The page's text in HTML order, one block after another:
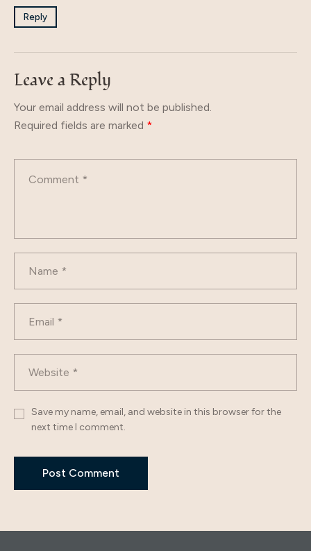
Reply
Leave a Reply
Your email address will not be published.
Required fields are marked *
Save my name, email, and website in this browser for the
next time I comment.